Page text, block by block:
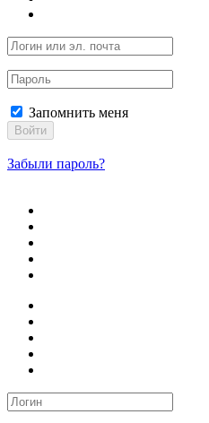
Запомнить меня
Войти
Забыли пароль?